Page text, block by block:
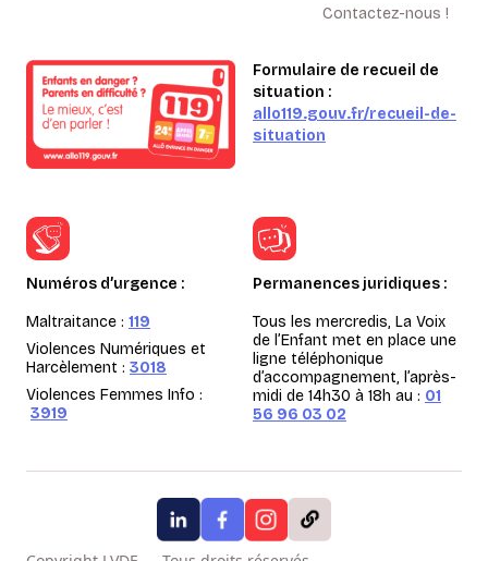
Contactez-nous !
Formulaire de recueil de
situation :
allo119.gouv.fr/recueil-de-
situation
Numéros d’urgence :
Maltraitance : 119
Violences Numériques et
Harcèlement : 3018
Violences Femmes Info :
3919
Permanences juridiques :
Tous les mercredis, La Voix
de l’Enfant met en place une
ligne téléphonique
d’accompagnement, l’après-
midi de 14h30 à 18h au : 01
56 96 03 02